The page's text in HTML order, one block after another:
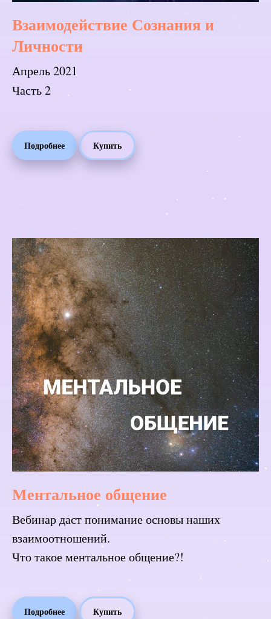
Взаимодействие Сознания и
Личности
Апрель 2021
Часть 2
Подробнее Купить
Ментальное общение
Вебинар даст понимание основы наших
взаимоотношений.
Что такое ментальное общение?!
Подробнее Купить